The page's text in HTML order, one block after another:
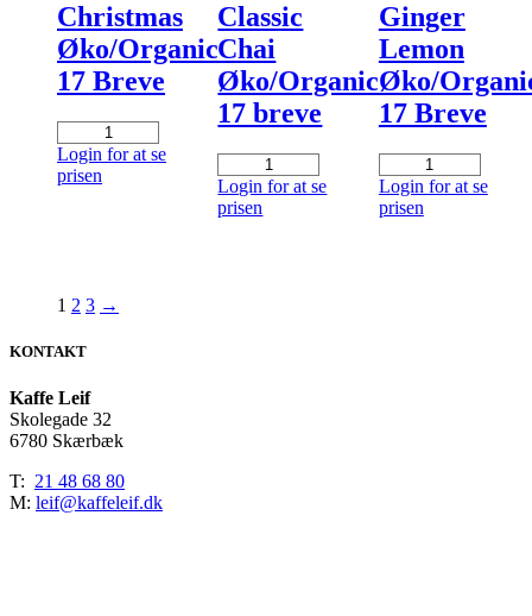
Christmas
Øko/Organic
17 Breve
Tea
Christmas
Login for at se
prisen
Classic
Chai
Øko/Organic
17 breve
Tea
Classic
Login for at se
prisen
Ginger
Lemon
Øko/
17 Breve
Tea
Ginger
Login for at se
prisen
1 2 3 →
KONTAKT
Kaffe Leif
Skolegade 32
6780 Skærbæk
T: 21 48 68 80
M: leif@kaffeleif.dk